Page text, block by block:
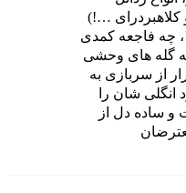
کلاهبردرای …!)
چه فاجعه کمدی
گله های وحشی
از سربازی به
شان را
و ساده دل از